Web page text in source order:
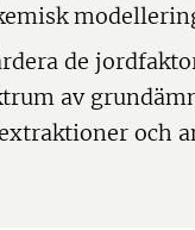
de
av
och